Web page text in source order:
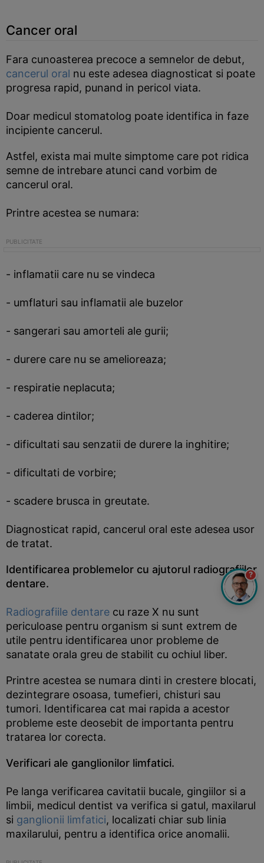
Cancer oral
Fara cunoasterea precoce a semnelor de debut,
cancerul oral nu este adesea diagnosticat si poate
progresa rapid, punand in pericol viata.
Doar medicul stomatolog poate identifica in faze
incipiente cancerul.
Astfel, exista mai multe simptome care pot ridica
semne de intrebare atunci cand vorbim de
cancerul oral.
Printre acestea se numara:
- inflamatii care nu se vindeca
- umflaturi sau inflamatii ale buzelor
- sangerari sau amorteli ale gurii;
- durere care nu se amelioreaza;
- respiratie neplacuta;
- caderea dintilor;
- dificultati sau senzatii de durere la inghitire;
- dificultati de vorbire;
- scadere brusca in greutate.
Diagnosticat rapid, cancerul oral este adesea usor
de tratat.
Identificarea problemelor cu ajutorul radiografiilor
dentare.
Radiografiile dentare cu raze X nu sunt
periculoase pentru organism si sunt extrem de
utile pentru identificarea unor probleme de
sanatate orala greu de stabilit cu ochiul liber.
Printre acestea se numara dinti in crestere blocati,
dezintegrare osoasa, tumefieri, chisturi sau
tumori. Identificarea cat mai rapida a acestor
probleme este deosebit de importanta pentru
tratarea lor corecta.
Verificari ale ganglionilor limfatici.
Pe langa verificarea cavitatii bucale, gingiilor si a
limbii, medicul dentist va verifica si gatul, maxilarul
si ganglionii limfatici, localizati chiar sub linia
maxilarului, pentru a identifica orice anomalii.
?